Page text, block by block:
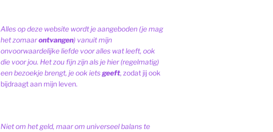
Alles op deze website wordt je aangeboden (je mag
het zomaarontvangen) vanuit mijn
onvoorwaardelijke liefde voor alles wat leeft, ook
die voor jou. Het zou fijn zijn als je hier (regelmatig)
een bezoekje brengt, je ook ietsgeeft, zodat jij ook
bijdraagt aan mijn leven.
Niet om het geld, maar om universeel balans te